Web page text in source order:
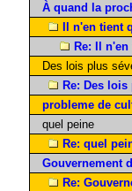
À quand la
Il n'en tient
Re: Il
Des lois plus
Re: Des lois
probleme de
quel peine
Re: quel
Gouvernement
Re: